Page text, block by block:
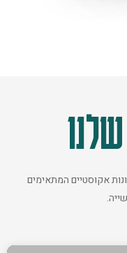
אקוסטיים המתאימים